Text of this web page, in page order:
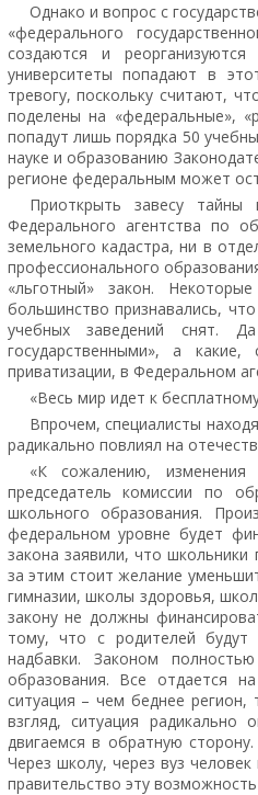
Однако и вопрос с
«федерального
создаются и
университеты попадают в
тревогу, поскольку считают,
поделены на «федеральные»,
попадут лишь порядка 50
науке и образованию
регионе федеральным может
Приоткрыть завесу тайны
Федерального агентства по
земельного кадастра, ни в
профессионального
«льготный» закон.
большинство признавались,
учебных заведений снят.
государственными», а
приватизации, в Федеральном
«Весь мир идет к
Впрочем, специалисты
радикально повлиял на
«К сожалению,
председатель комиссии по
школьного образования.
федеральном уровне будет
закона заявили, что
за этим стоит желание
гимназии, школы здоровья,
закону не должны
тому, что с родителей будут
надбавки. Законом
образования. Все отдается
ситуация – чем беднее
взгляд, ситуация
двигаемся в обратную
Через школу, через вуз
правительство эту